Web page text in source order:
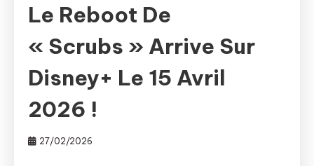
Le Reboot De
« Scrubs » Arrive Sur
Disney+ Le 15 Avril
2026 !
27/02/2026